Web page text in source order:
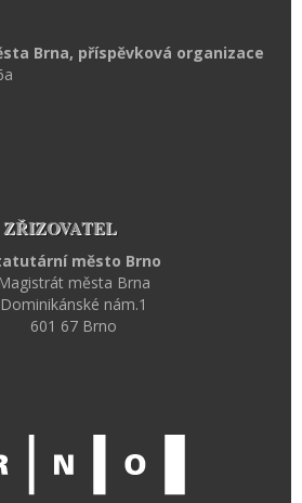
Brna, příspěvková organizace
ZŘIZOVATEL
město Brno
Magistrát města Brna
Dominikánské nám.1
601 67 Brno